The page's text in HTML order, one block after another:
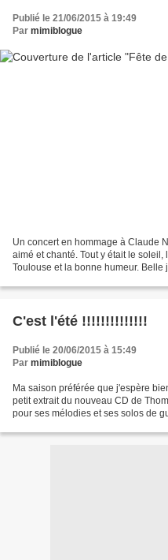
Publié le 21/06/2015 à 19:49
Par mimiblogue
Un concert en hommage à Claude
aimé et chanté. Tout y était le
Toulouse et la bonne humeur.
C'est l'été !!!!!!!!!!!!!!
Publié le 20/06/2015 à 15:49
Par mimiblogue
Ma saison préférée que j'espère
petit extrait du nouveau CD de
pour ses mélodies et ses solos de